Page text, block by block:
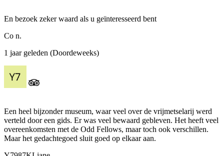
En bezoek zeker waard als u geïnteresseerd bent
Co n.
1 jaar geleden (Doordeweeks)
Een heel bijzonder museum, waar veel over de vrijmetselarij werd
verteld door een gids. Er was veel bewaard gebleven. Het heeft veel
overeenkomsten met de Odd Fellows, maar toch ook verschillen.
Maar het gedachtegoed sluit goed op elkaar aan.